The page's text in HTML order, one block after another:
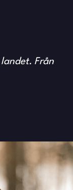
Från